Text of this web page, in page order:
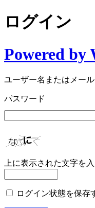
ログイン
Powered by
ユーザー名またはメー
パスワード
上に表示された文字を
ログイン状態を保存